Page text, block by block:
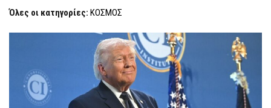
1400
ΑΤΌΜΩΝ,
ΙΔΙΑΊΤΕΡΟ
TASK
ΚΑΙ
ΤΑ
DEALS
ΣΤΑ
“ΣΚΑΡΙΆ”
Όλες οι κατηγορίες: ΚΟΣΜΟΣ